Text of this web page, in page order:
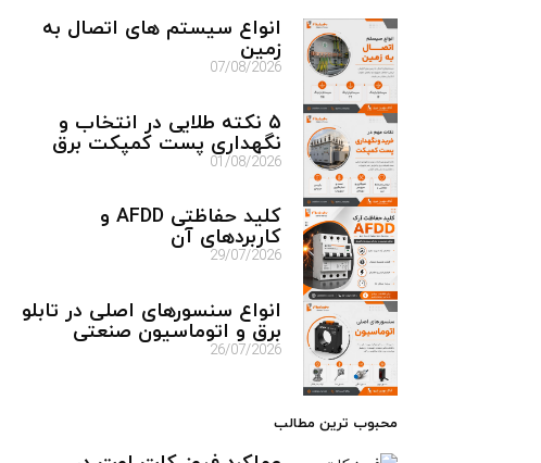
انواع سیستم های اتصال به
زمین
07/08/2026
۵ نکته طلایی در انتخاب و
نگهداری پست کمپکت برق
01/08/2026
کلید حفاظتی AFDD و
کاربردهای آن
29/07/2026
انواع سنسورهای اصلی در تابلو
برق و اتوماسیون صنعتی
26/07/2026
محبوب ترین مطالب